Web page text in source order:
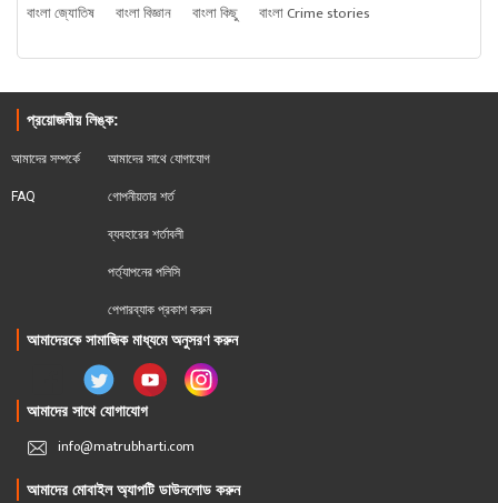
বাংলা জ্যোতিষ
বাংলা বিজ্ঞান বাংলা কিছু বাংলা Crime stories
প্রয়োজনীয় লিঙ্ক:
আমাদের সম্পর্কে
FAQ
আমাদের সাথে যোগাযোগ
গোপনীয়তার শর্ত
ব্যবহারের শর্তাবলী
পর্ত্যাপনের পলিসি
পেপারব্যাক প্রকাশ করুন
আমাদেরকে সামাজিক মাধ্যমে অনুসরণ করুন
আমাদের সাথে যোগাযোগ
info@matrubharti.com
আমাদের মোবাইল অ্যাপটি ডাউনলোড করুন